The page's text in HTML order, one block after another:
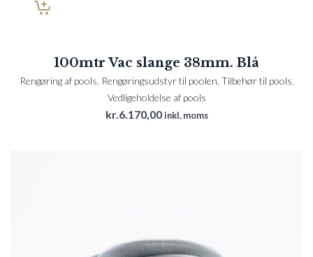
100mtr Vac slange 38mm. Blå
Rengøring af pools Rengøringsudstyr til poolen Tilbehør til pools
Vedligeholdelse af pools
kr.6.170,00 inkl. moms